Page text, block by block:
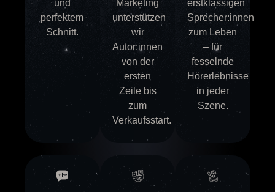
und
perfektem
Schnitt.
Marketing
unterstützen
wir
Autor:innen
von der
ersten
Zeile bis
zum
Verkaufsstart.
erstklassigen
Sprecher:innen
zum Leben
– für
fesselnde
Hörerlebnisse
in jeder
Szene.